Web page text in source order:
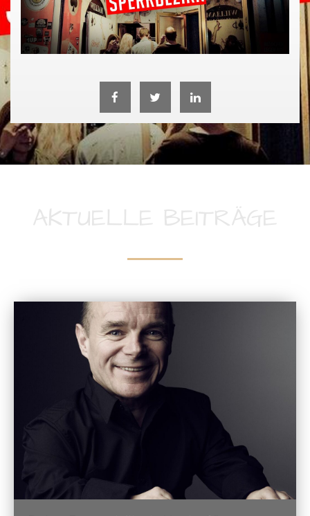
AKTUELLE BEITRÄGE